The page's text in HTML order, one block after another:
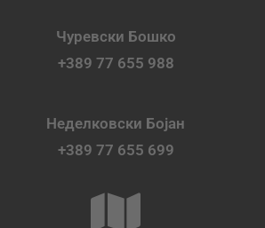
Чуревски Бошко
+389 77 655 988
Неделковски Бојан
+389 77 655 699